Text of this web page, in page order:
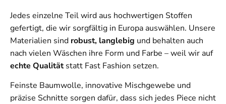
Jedes einzelne Teil wird aus hochwertigen Stoffen
gefertigt, die wir sorgfältig in Europa auswählen. Unsere
Materialien sind robust, langlebig und behalten auch
nach vielen Wäschen ihre Form und Farbe – weil wir auf
echte Qualitätstatt Fast Fashion setzen.
Feinste Baumwolle, innovative Mischgewebe und
präzise Schnitte sorgen dafür, dass sich jedes Piece nicht